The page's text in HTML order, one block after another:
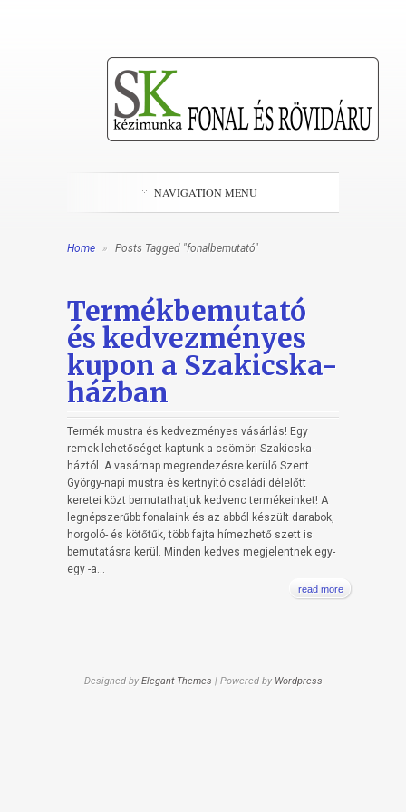
NAVIGATION MENU
Home » Posts Tagged "fonalbemutató"
Termékbemutató
és kedvezményes
kupon a Szakicska-
házban
Termék mustra és kedvezményes vásárlás! Egy
remek lehetőséget kaptunk a csömöri Szakicska-
háztól. A vasárnap megrendezésre kerülő Szent
György-napi mustra és kertnyitó családi délelőtt
keretei közt bemutathatjuk kedvenc termékeinket! A
legnépszerűbb fonalaink és az abból készült darabok,
horgoló- és kötőtűk, több fajta hímezhető szett is
bemutatásra kerül. Minden kedves megjelentnek egy-
egy -a...
read more
Designed by Elegant Themes | Powered by Wordpress